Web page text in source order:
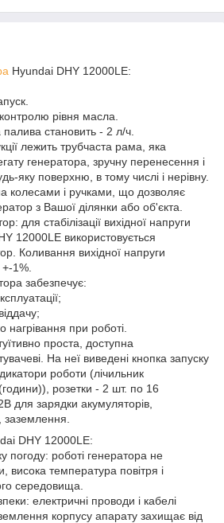
Hyundai DHY 12000LE:
рівня масла.
палива становить - 2 л/ч.
лежить трубчаста рама, яка
генератора, зручну перенесення і
яку поверхню, в тому числі і нерівну.
колесами і ручками, що дозволяє
з Вашої ділянки або об'єкта.
для стабілізації вихідної напруги
12000LE використовується
Коливання вихідної напруги
1%.
забезпечує:
нагрівання при роботі.
проста, доступна
На неї виведені кнопка запуску
роботи (лічильник
розетки - 2 шт. по 16
для зарядки акумуляторів,
заземлення.
DHY 12000LE:
погоду: роботі генератора не
висока температура повітря і
середовища.
електричні проводи і кабелі
корпусу апарату захищає від